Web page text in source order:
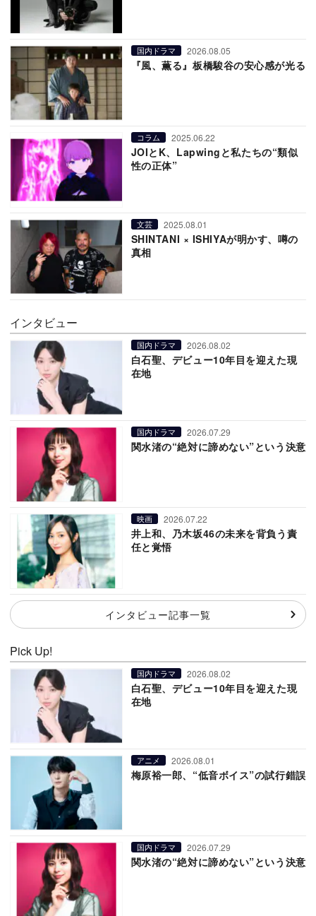
国内ドラマ 2026.08.05
『風、薫る』板橋駿谷の安心感が光る
コラム 2025.06.22
JOIとK、Lapwingと私たちの“類似
性の正体”
文芸 2025.08.01
SHINTANI × ISHIYAが明かす、噂の
真相
インタビュー
国内ドラマ 2026.08.02
白石聖、デビュー10年目を迎えた現
在地
国内ドラマ 2026.07.29
関水渚の“絶対に諦めない”という決意
映画 2026.07.22
井上和、乃木坂46の未来を背負う責
任と覚悟
インタビュー記事一覧
Pick Up!
国内ドラマ 2026.08.02
白石聖、デビュー10年目を迎えた現
在地
アニメ 2026.08.01
梅原裕一郎、“低音ボイス”の試行錯誤
国内ドラマ 2026.07.29
関水渚の“絶対に諦めない”という決意